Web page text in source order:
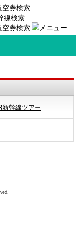
新幹線ツアー